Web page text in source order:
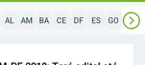
AL AM BA CE DF ES GO MA